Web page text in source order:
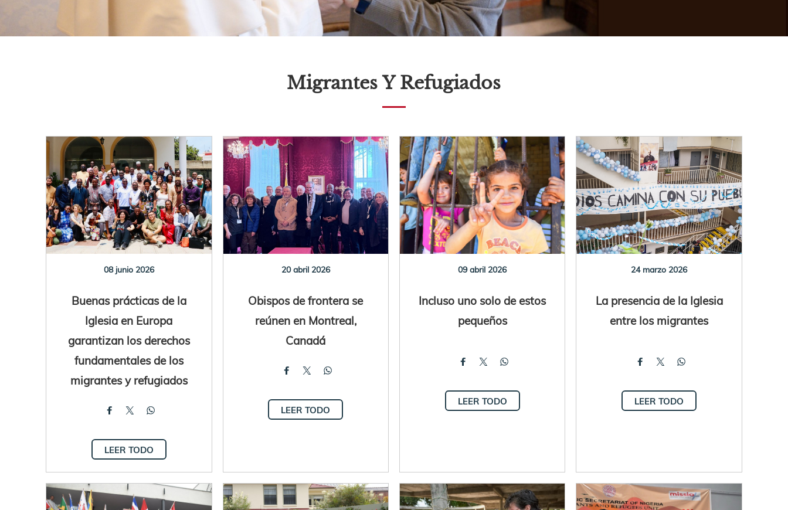
Migrantes Y Refugiados
08 junio 2026
Buenas prácticas de la
Iglesia en Europa
garantizan los derechos
fundamentales de los
migrantes y refugiados
LEER TODO
20 abril 2026
Obispos de frontera se
reúnen en Montreal,
Canadá
LEER TODO
09 abril 2026
Incluso uno solo de estos
pequeños
LEER TODO
24 marzo 2026
La presencia de la Iglesia
entre los migrantes
LEER TODO